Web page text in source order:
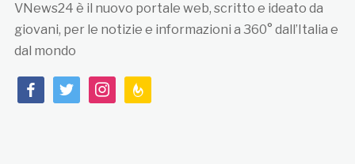
VNews24 è il nuovo portale web, scritto e ideato da
giovani, per le notizie e informazioni a 360° dall’Italia e
dal mondo
facebooktwitterinstagramfeedburner